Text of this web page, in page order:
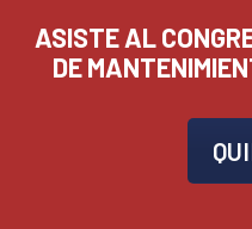
ASISTE AL
DE